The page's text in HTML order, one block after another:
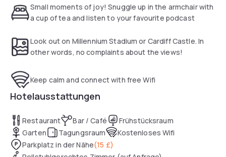
Small moments of joy! Snuggle up in the armchair with
a cup of tea and listen to your favourite podcast
Look out on Millennium Stadium or Cardiff Castle. In
other words, no complaints about the views!
Keep calm and connect with free Wifi
Hotelausstattungen
Restaurant Bar / Café
Frühstücksraum
Garten
Tagungsraum
Kostenloses Wifi
Parkplatz in der Nähe(15 £)